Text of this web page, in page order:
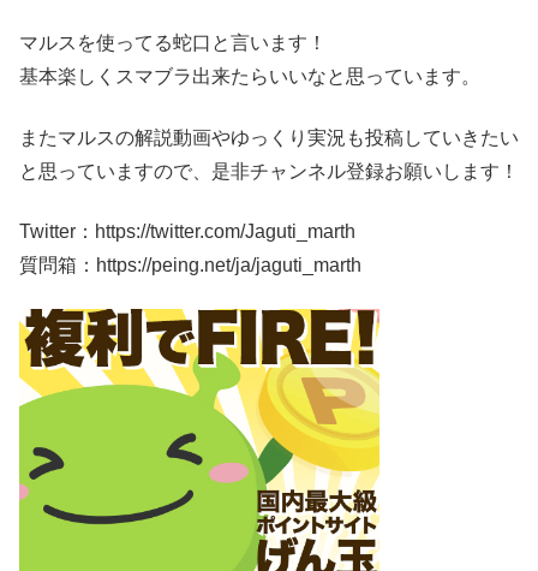
マルスを使ってる蛇口と言います！
基本楽しくスマブラ出来たらいいなと思っています。
またマルスの解説動画やゆっくり実況も投稿していきたい
と思っていますので、是非チャンネル登録お願いします！
Twitter：https://twitter.com/Jaguti_marth
質問箱：https://peing.net/ja/jaguti_marth